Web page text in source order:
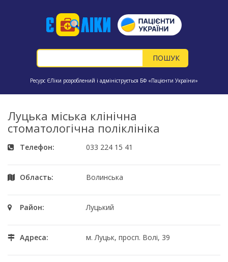
Ресурс ЄЛіки розроблений і адмініструється БФ «Пацієнти України»
Луцька міська клінічна
стоматологічна поліклініка
Телефон: 033 224 15 41
Область: Волинська
Район: Луцький
Адреса: м. Луцьк, просп. Волі, 39